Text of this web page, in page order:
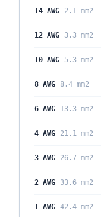
14 AWG 2.1 mm2
12 AWG 3.3 mm2
10 AWG 5.3 mm2
8 AWG 8.4 mm2
6 AWG 13.3 mm2
4 AWG 21.1 mm2
3 AWG 26.7 mm2
2 AWG 33.6 mm2
1 AWG 42.4 mm2